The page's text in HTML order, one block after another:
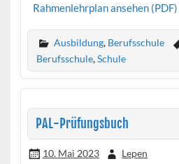
Rahmenlehrplan ansehen (PDF)
Ausbildung, Berufsschule
Berufsschule,Schule
PAL-Prüfungsbuch
10. Mai 2023 Lepen